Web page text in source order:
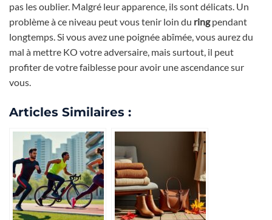
pas les oublier. Malgré leur apparence, ils sont délicats. Un
problème à ce niveau peut vous tenir loin du ringpendant
longtemps. Si vous avez une poignée abîmée, vous aurez du
mal à mettre KO votre adversaire, mais surtout, il peut
profiter de votre faiblesse pour avoir une ascendance sur
vous.
Articles Similaires :